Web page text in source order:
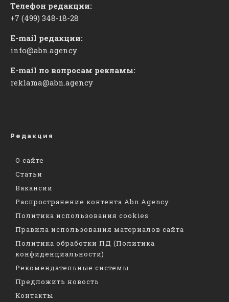
Телефон редакции:
+7 (499) 348-18-28
E-mail редакции:
info@abn.agency
E-mail по вопросам рекламы:
reklama@abn.agency
Редакция
О сайте
Статьи
Вакансии
Распространение контента Abn.Agency
Политика использования cookies
Правила использования материалов сайта
Политика обработки ПД (Политика
конфиденциальности)
Рекомендательные системы
Предложить новость
Контакты